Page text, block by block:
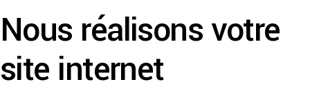
Nous réalisons votre
site internet